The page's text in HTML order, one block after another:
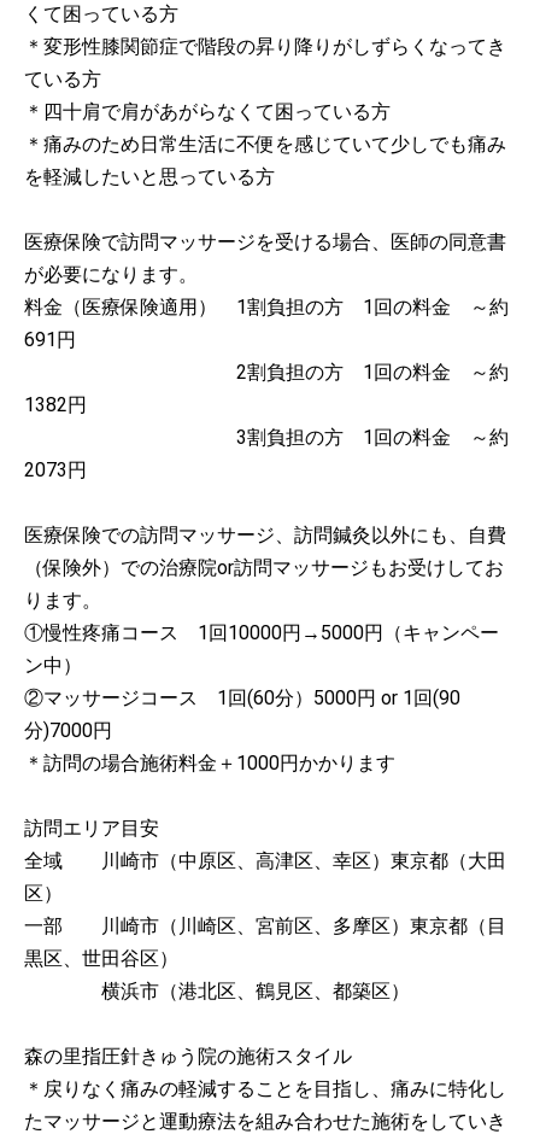
くて困っている方
＊変形性膝関節症で階段の昇り降りがしずらくなってき
ている方
＊四十肩で肩があがらなくて困っている方
＊痛みのため日常生活に不便を感じていて少しでも痛み
を軽減したいと思っている方
医療保険で訪問マッサージを受ける場合、医師の同意書
が必要になります。
料金（医療保険適用） 1割負担の方 1回の料金 ～約
691円
2割負担の方 1回の料金 ～約
1382円
3割負担の方 1回の料金 ～約
2073円
医療保険での訪問マッサージ、訪問鍼灸以外にも、自費
（保険外）での治療院or訪問マッサージもお受けしてお
ります。
①慢性疼痛コース 1回10000円→5000円（キャンペー
ン中）
②マッサージコース 1回(60分）5000円 or 1回(90
分)7000円
＊訪問の場合施術料金＋1000円かかります
訪問エリア目安
全域 川崎市（中原区、高津区、幸区）東京都（大田
区）
一部 川崎市（川崎区、宮前区、多摩区）東京都（目
黒区、世田谷区）
横浜市（港北区、鶴見区、都築区）
森の里指圧針きゅう院の施術スタイル
＊戻りなく痛みの軽減することを目指し、痛みに特化し
たマッサージと運動療法を組み合わせた施術をしていき